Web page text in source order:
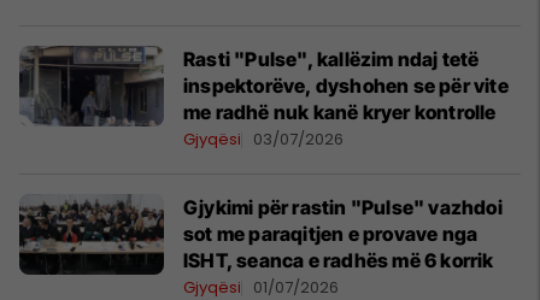
Rasti "Pulse", kallëzim ndaj tetë
inspektorëve, dyshohen se për vite
me radhë nuk kanë kryer kontrolle
Gjyqësi 03/07/2026
Gjykimi për rastin "Pulse" vazhdoi
sot me paraqitjen e provave nga
ISHT, seanca e radhës më 6 korrik
Gjyqësi 01/07/2026